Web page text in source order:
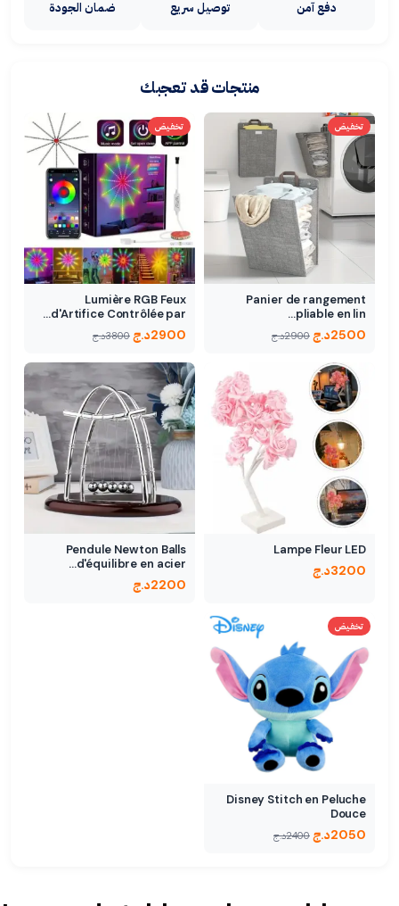
دفع آمن توصيل سريع ضمان الجودة
منتجات قد تعجبك
تخفيض
Panier de rangement
pliable en lin…
2500د.ج 2900د.ج
تخفيض
Lumière RGB Feux
d'Artifice Contrôlée par…
2900د.ج 3800د.ج
Lampe Fleur LED
3200د.ج
Pendule Newton Balls
d'équilibre en acier…
2200د.ج
تخفيض
Disney Stitch en Peluche
Douce
2050د.ج 2400د.ج